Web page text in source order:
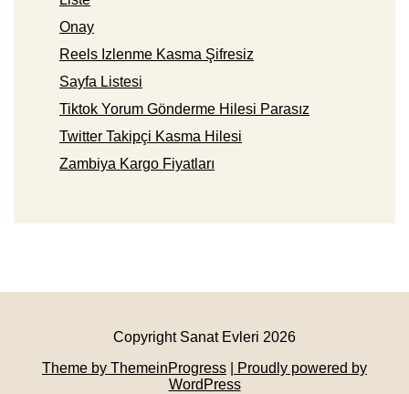
Onay
Reels Izlenme Kasma Şifresiz
Sayfa Listesi
Tiktok Yorum Gönderme Hilesi Parasız
Twitter Takipçi Kasma Hilesi
Zambiya Kargo Fiyatları
Copyright Sanat Evleri 2026
Theme by ThemeinProgress
| Proudly powered by
WordPress